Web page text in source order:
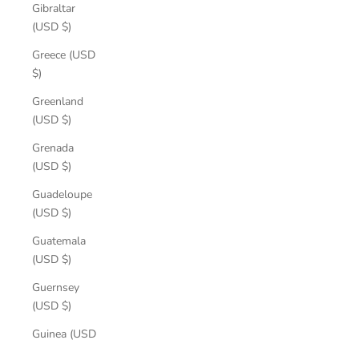
Gibraltar
(USD $)
Greece (USD
$)
Greenland
(USD $)
Grenada
(USD $)
Guadeloupe
(USD $)
Guatemala
(USD $)
Guernsey
(USD $)
Guinea (USD